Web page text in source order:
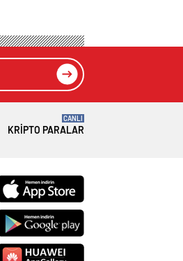
KRIPTO PARALAR
CANLI